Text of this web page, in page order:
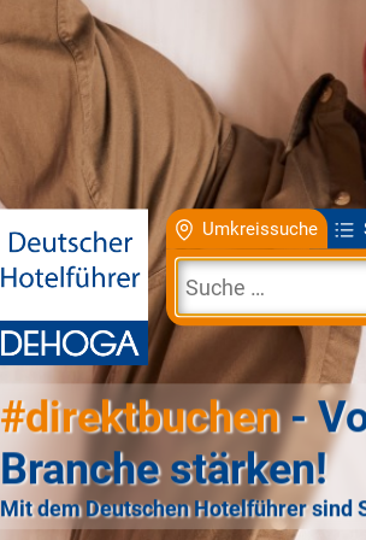
Umkreissuche
#direktbuchen-
Branche stärken!
Mit dem Deutschen Hotelführer sind